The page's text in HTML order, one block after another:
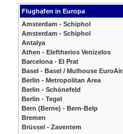
Flughafen in Europa
Amsterdam - Schiphol
Amsterdam - Schiphol
Antalya
Athen - Eleftherios Venizelos
Barcelona - El Prat
Basel - Basel / Mulhouse
Berlin - Metropolitan Area
Berlin - Schönefeld
Berlin - Tegel
Bern (Berne) - Bern-Belp
Bremen
Brüssel - Zaventem